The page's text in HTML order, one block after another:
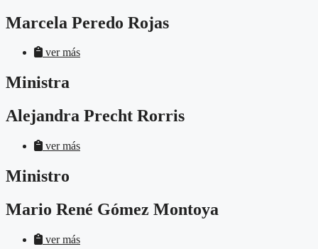
Marcela Peredo Rojas
ver más
Ministra
Alejandra Precht Rorris
ver más
Ministro
Mario René Gómez Montoya
ver más